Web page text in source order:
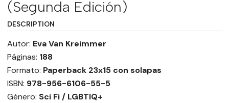
(Segunda Edición)
DESCRIPTION
Autor: Eva Van Kreimmer
Páginas: 188
Formato: Paperback 23x15 con solapas
ISBN: 978-956-6106-55-5
Género: Sci Fi / LGBTIQ+